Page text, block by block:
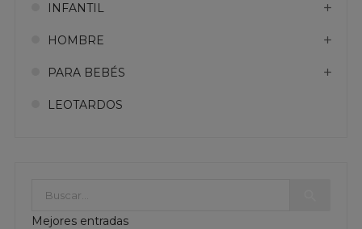
INFANTIL
HOMBRE
PARA BEBÉS
LEOTARDOS
Mejores entradas